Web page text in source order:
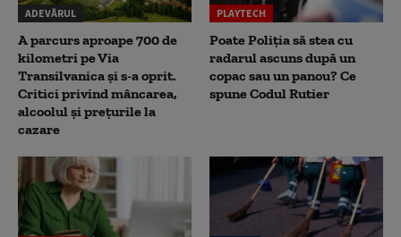
ADEVĂRUL
A parcurs aproape 700 de
kilometri pe Via
Transilvanica și s-a oprit.
Critici privind mâncarea,
alcoolul și prețurile la
cazare
PLAYTECH
Poate Poliția să stea cu
radarul ascuns după un
copac sau un panou? Ce
spune Codul Rutier